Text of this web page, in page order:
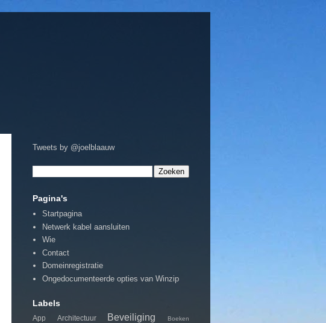
Tweets by @joelblaauw
Pagina's
Startpagina
Netwerk kabel aansluiten
Wie
Contact
Domeinregistratie
Ongedocumenteerde opties van Winzip
Labels
App Architectuur Beveiliging
Boeken